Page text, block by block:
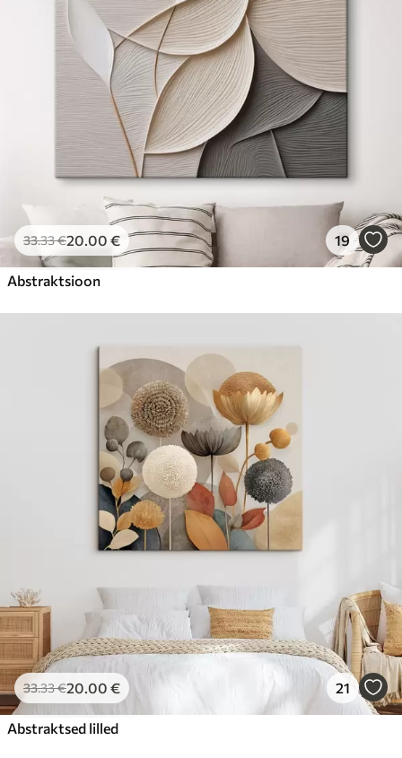
33.33€20.00 € 19
Abstraktsioon
33.33€20.00 € 21
Abstraktsed lilled